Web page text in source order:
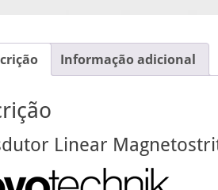
Informação adicional
Linear